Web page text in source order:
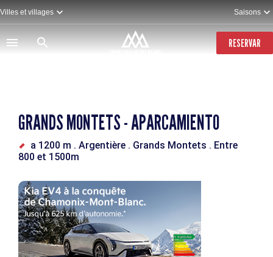
Pasar
al
contenido
principal
Villes et villages Saisons
RESERVAR
GRANDS MONTETS - APARCAMIENTO
a 1200 m . Argentière . Grands Montets . Entre
800 et 1500m